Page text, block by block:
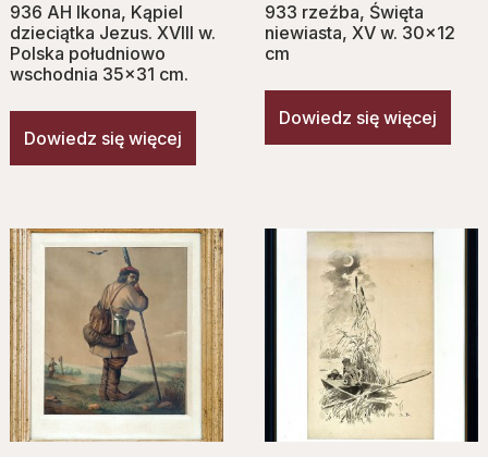
936 AH Ikona, Kąpiel
dzieciątka Jezus. XVIII w.
Polska południowo
wschodnia 35×31 cm.
Dowiedz się więcej
933 rzeźba, Ś‌więta
niewiasta, XV w. 30×12
cm
Dowiedz się więcej